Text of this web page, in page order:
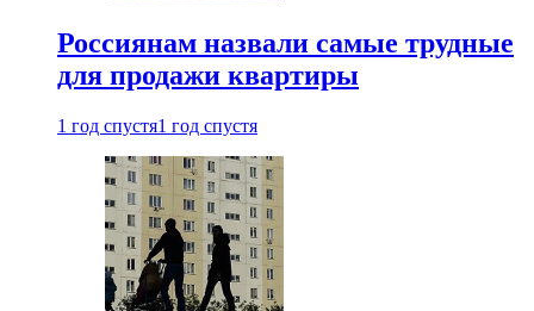
Россиянам назвали самые трудные
для продажи квартиры
1 год спустя1 год спустя